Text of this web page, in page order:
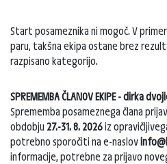
Start posameznika ni mogoč. V
paru, takšna ekipa ostane brez
razpisano kategorijo.
SPREMEMBA ČLANOV EKIPE - dirka
Sprememba posameznega člana
obdobju 27.-31. 8. 2026iz
potrebno sporočiti na e-naslov
informacije, potrebne za prijavo